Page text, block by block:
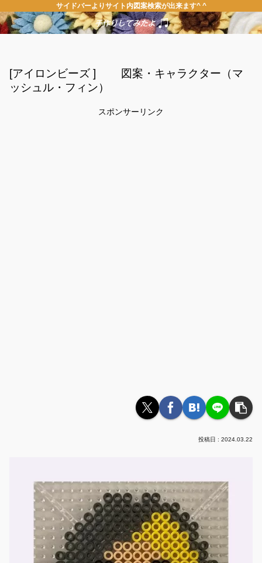
サイドバーよりサイト内図案検索が出来ます^ ^
[アイロンビーズ ] 図案・キャラクター（マ
ッシュル・フィン）
スポンサーリンク
2024.03.22